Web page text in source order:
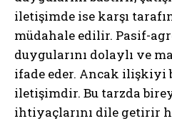
iletişimde ise karşı
müdahale edilir. Pasif-
duygularını dolaylı ve
ifade eder. Ancak ilişkiyi
iletişimdir. Bu tarzda
ihtiyaçlarını dile getirir